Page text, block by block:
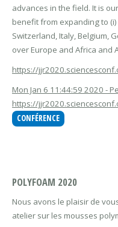
advances in the field. It is
benefit from expanding to
Switzerland, Italy, Belgium,
over Europe and Africa and
https://
Mon Jan 6 11:44:59 2020 -
https://
CONFÉRENCE
POLYFOAM 2020
Nous avons le plaisir de
atelier sur les mousses